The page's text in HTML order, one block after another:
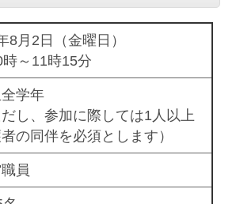
8月2日（金曜日）
～11時15分
学年
し、参加に際しては1人以上
の同伴を必須とします）
員